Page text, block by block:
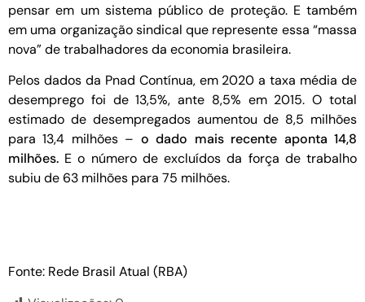
pensar em um sistema público de proteção. E também
em uma organização sindical que represente essa “massa
nova” de trabalhadores da economia brasileira.
Pelos dados da Pnad Contínua, em 2020 a taxa média de
desemprego foi de 13,5%, ante 8,5% em 2015. O total
estimado de desempregados aumentou de 8,5 milhões
para 13,4 milhões – o dado mais recente aponta 14,8
milhões. E o número de excluídos da força de trabalho
subiu de 63 milhões para 75 milhões.
Fonte: Rede Brasil Atual (RBA)